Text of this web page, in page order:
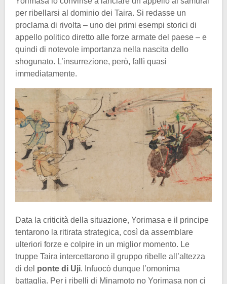
per ribellarsi al dominio dei Taira. Si redasse un
proclama di rivolta – uno dei primi esempi storici di
appello politico diretto alle forze armate del paese – e
quindi di notevole importanza nella nascita dello
shogunato. L’insurrezione, però, fallì quasi
immediatamente.
Data la criticità della situazione, Yorimasa e il principe
tentarono la ritirata strategica, così da assemblare
ulteriori forze e colpire in un miglior momento. Le
truppe Taira intercettarono il gruppo ribelle all’altezza
di del ponte di Uji. Infuocò dunque l’omonima
battaglia. Per i ribelli di Minamoto no Yorimasa non ci